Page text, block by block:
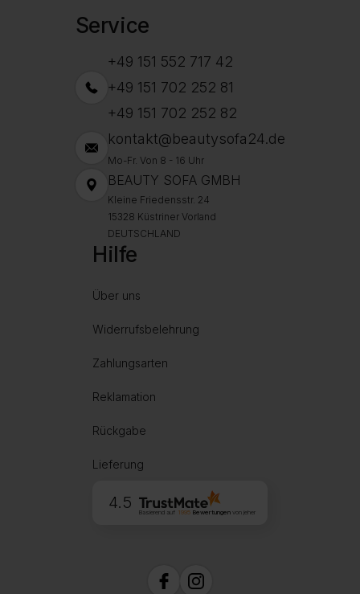
Service
+49 151 552 717 42
+49 151 702 252 81
+49 151 702 252 82
kontakt@beautysofa24.de
Mo-Fr. Von 8 - 16 Uhr
BEAUTY SOFA GMBH
Kleine Friedensstr. 24
15328 Küstriner Vorland
DEUTSCHLAND
Hilfe
Über uns
Widerrufsbelehrung
Zahlungsarten
Reklamation
Rückgabe
Lieferung
4.5
Basierend auf 1995Bewertungen von jeher